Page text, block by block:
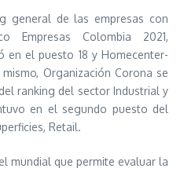
general de las empresas con
Empresas Colombia 2021,
en el puesto 18 y Homecenter-
Organización Corona se
ranking del sector Industrial y
en el segundo puesto del
Retail.
mundial que permite evaluar la